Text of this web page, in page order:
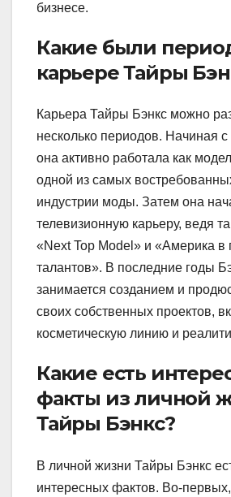
бизнесе.
Какие были
карьере Тайры
Карьера Тайры Бэнкс можно
несколько периодов. Начиная с
она активно работала как
одной из самых
индустрии моды. Затем она
телевизионную карьеру, ведя
«Next Top Model» и «Америка в
талантов». В последние годы
занимается созданием и
своих собственных проектов,
косметическую линию и
Какие есть
факты из личной
Тайры Бэнкс?
В личной жизни Тайры Бэнкс
интересных фактов. Во-